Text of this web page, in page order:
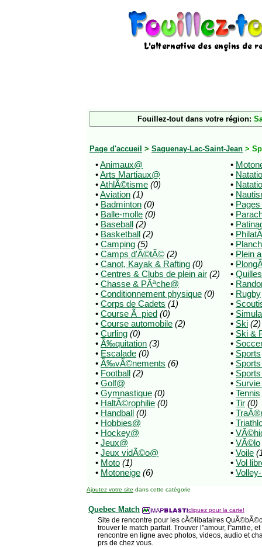
Fouillez-tout dans votre région:
Page d'accueil > Saguenay-Lac-Saint-Jean >
•Animaux@
•Arts Martiaux@
•AthlÃ©tisme (0)
•Aviation (1)
• Badminton (0)
• Balle-molle (0)
• Baseball (2)
• Basketball (2)
• Camping (5)
• Camps d'Ã©tÃ© (2)
• Canot, Kayak & Rafting (0)
• Centres & Clubs de plein air (2)
• Chasse & PÃªche@
• Conditionnement physique (0)
• Corps de Cadets (1)
• Course Ã pied (0)
• Course automobile (2)
• Curling (0)
• Ã‰quitation (3)
• Escalade (0)
• Ã‰vÃ©nements (6)
• Football (2)
• Golf@
• Gymnastique (0)
• HaltÃ©rophilie (0)
• Handball (0)
• Hobbies@
• Hockey@
• Jeux@
• Jeux vidÃ©o@
• Moto (1)
• Motoneige (6)
•
•
•
•
•
•
•
•
•
• Plein
•
• Quilles
•
• Rugby
•
•
• Ski (2)
• Ski &
•
• Sports
•
•
• Survie
• Tennis
• Tir (0)
•
•
•
• VÃ©lo
• Voile
• Vol
•
Ajoutez votre site dans cette catégorie
Quebec Match cliquez pour la carte!
Site de rencontre pour les cÃ©libataires
trouver le match parfait. Trouver l''amour, l''amitie,
rencontre en ligne avec photos, videos, audio et
prs de chez vous.